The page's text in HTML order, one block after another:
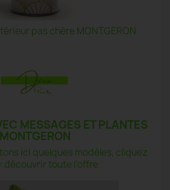
pas chère MONTGERON
MESSAGES ET PLANTES
MONTGERON
ici quelques modèles, cliquez
découvrir toute l'offre.